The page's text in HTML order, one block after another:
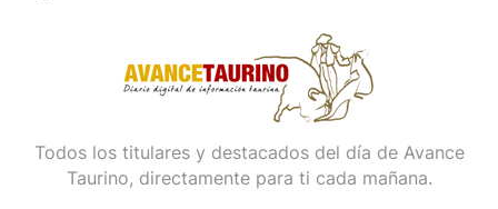
Todos los titulares y destacados del día de Avance
Taurino, directamente para ti cada mañana.